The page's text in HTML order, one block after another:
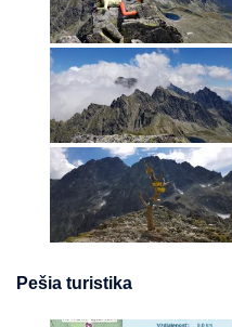
Pešia turistika